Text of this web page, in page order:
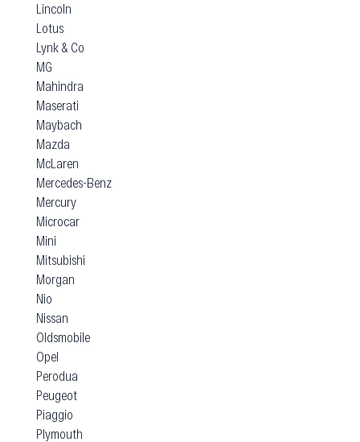
Lincoln
Lotus
Lynk & Co
MG
Mahindra
Maserati
Maybach
Mazda
McLaren
Mercedes-Benz
Mercury
Microcar
Mini
Mitsubishi
Morgan
Nio
Nissan
Oldsmobile
Opel
Perodua
Peugeot
Piaggio
Plymouth